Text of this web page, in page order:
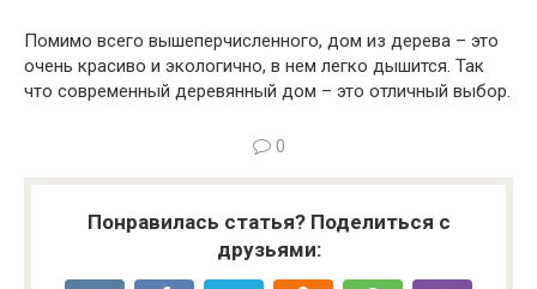
Помимо всего вышеперчисленного, дом из дерева – это
очень красиво и экологично, в нем легко дышится. Так
что современный деревянный дом – это отличный выбор.
0
Понравилась статья? Поделиться с
друзьями: